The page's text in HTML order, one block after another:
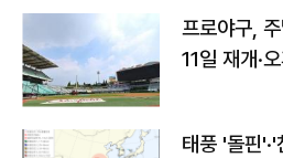
프로야구,
11일 재개·
태풍 '돌핀